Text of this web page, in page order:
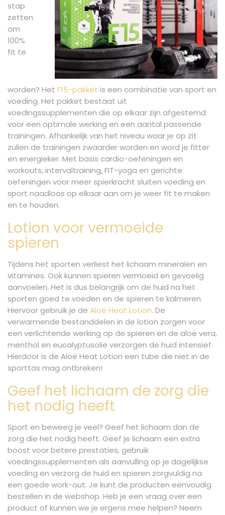
stap
zetten
om
100%
fit te
worden? Het F15-pakket is een combinatie van sport en
voeding. Het pakket bestaat uit
voedingssupplementen die op elkaar zijn afgestemd
voor een optimale werking en een aantal passende
trainingen. Afhankelijk van het niveau waar je op zit
zullen de trainingen zwaarder worden en word je fitter
en energieker. Met basis cardio-oefeningen en
workouts, intervaltraining, FIT-yoga en gerichte
oefeningen voor meer spierkracht sluiten voeding en
sport naadloos op elkaar aan om je weer fit te maken
en te houden.
Lotion voor vermoeide
spieren
Tijdens het sporten verliest het lichaam mineralen en
vitamines. Ook kunnen spieren vermoeid en gevoelig
aanvoelen. Het is dus belangrijk om de huid na het
sporten goed te voeden en de spieren te kalmeren.
Hiervoor gebruik je de Aloë Heat Lotion. De
verwarmende bestanddelen in de lotion zorgen voor
een verlichtende werking op de spieren en de aloë vera,
menthol en eucalyptusolie verzorgen de huid intensief.
Hierdoor is de Aloë Heat Lotion een tube die niet in de
sporttas mag ontbreken!
Geef het lichaam de zorg die
het nodig heeft
Sport en beweeg je veel? Geef het lichaam dan de
zorg die het nodig heeft. Geef je lichaam een extra
boost voor betere prestaties, gebruik
voedingssupplementen als aanvulling op je dagelijkse
voeding en verzorg de huid en spieren zorgvuldig na
een goede work-out. Je kunt de producten eenvoudig
bestellen in de webshop. Heb je een vraag over een
product of kunnen we je ergens mee helpen? Neem